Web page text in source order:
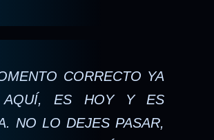
CORRECTO YA
AQUÍ, ES HOY Y ES
NO LO DEJES PASAR,